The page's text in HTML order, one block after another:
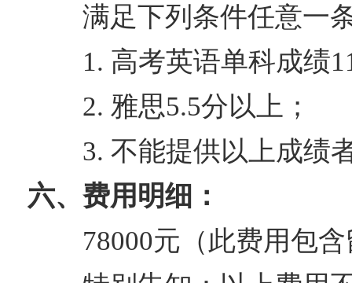
满足下列条件任意一
1. 高考英语单科成绩
2. 雅思5.5分以上；
3. 不能提供以上成绩
六、费用明细：
78000元（此费用包含